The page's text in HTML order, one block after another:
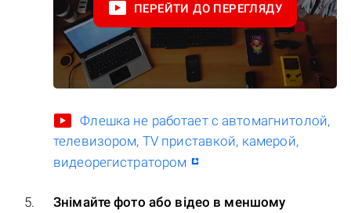
ПЕРЕЙТИ ДО ПЕРЕГЛЯДУ
Флешка не работает с автомагнитолой,
телевизором, TV приставкой, камерой,
видеорегистратором
Знімайте фото або відео в меншому